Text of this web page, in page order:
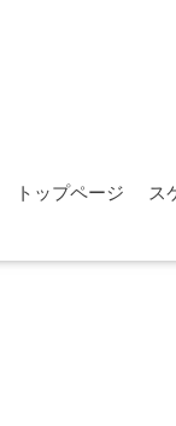
トップページ ス